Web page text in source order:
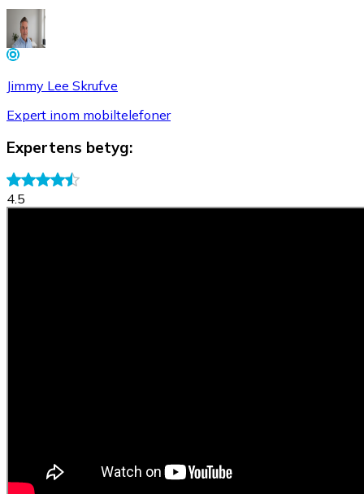
Jimmy Lee Skrufve
Expert inom mobiltelefoner
Expertens betyg:
4.5